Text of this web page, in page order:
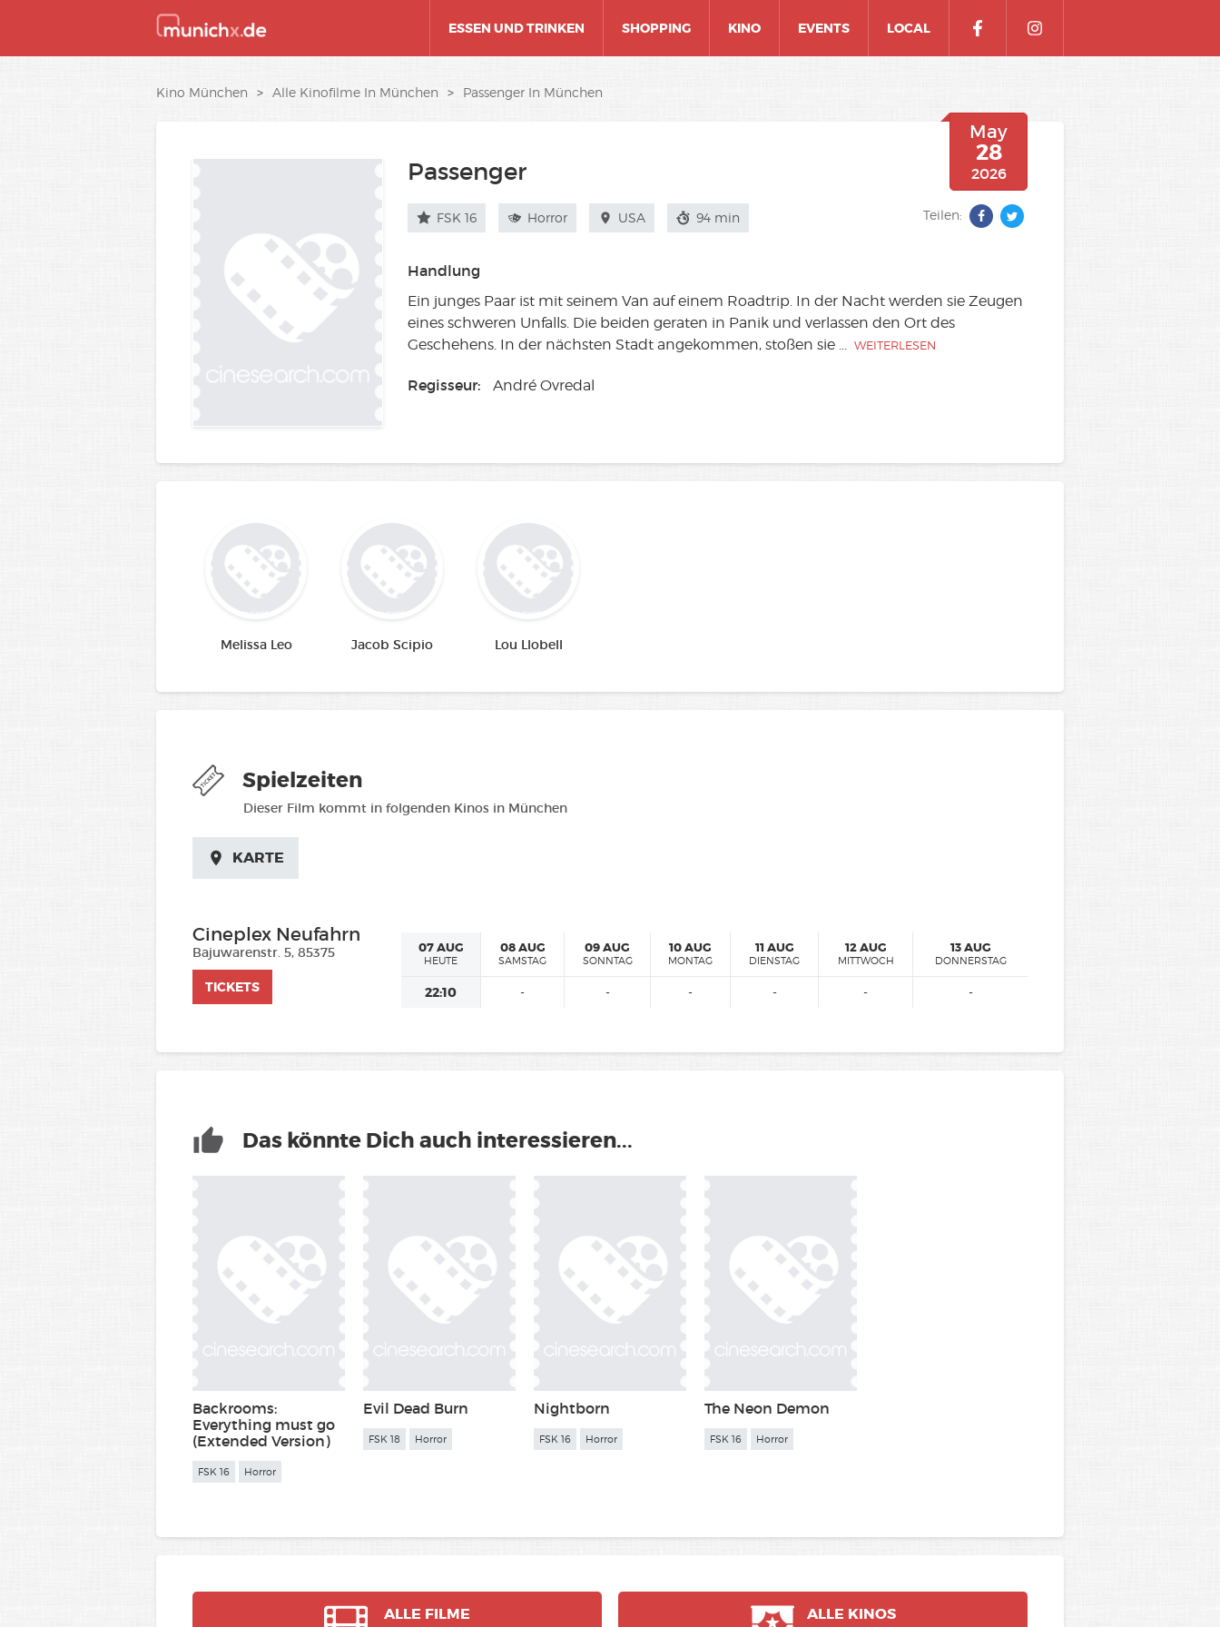
ESSEN UND TRINKEN SHOPPING KINO EVENTS LOCAL
Kino München > Alle Kinofilme In München > Passenger In München
May
28
2026
Passenger
FSK 16 Horror USA 94 min Teilen:
Handlung
Ein junges Paar ist mit seinem Van auf einem Roadtrip. In der Nacht werden sie Zeugen
eines schweren Unfalls. Die beiden geraten in Panik und verlassen den Ort des
Geschehens. In der nächsten Stadt angekommen, stoßen sie ... WEITERLESEN
Regisseur: André Ovredal
Melissa Leo Jacob Scipio Lou Llobell
Spielzeiten
Dieser Film kommt in folgenden Kinos in München
KARTE
Cineplex Neufahrn
Bajuwarenstr. 5, 85375
TICKETS
07 AUG
HEUTE
08 AUG
SAMSTAG
09 AUG
SONNTAG
10 AUG
MONTAG
11 AUG
DIENSTAG
12 AUG
MITTWOCH
13 AUG
DONNERSTAG
22:10 - - - - - -
Das könnte Dich auch interessieren...
Backrooms:
Everything must go
(Extended Version)
FSK 16 Horror
Evil Dead Burn
FSK 18 Horror
Nightborn
FSK 16 Horror
The Neon Demon
FSK 16 Horror
ALLE FILME ALLE KINOS